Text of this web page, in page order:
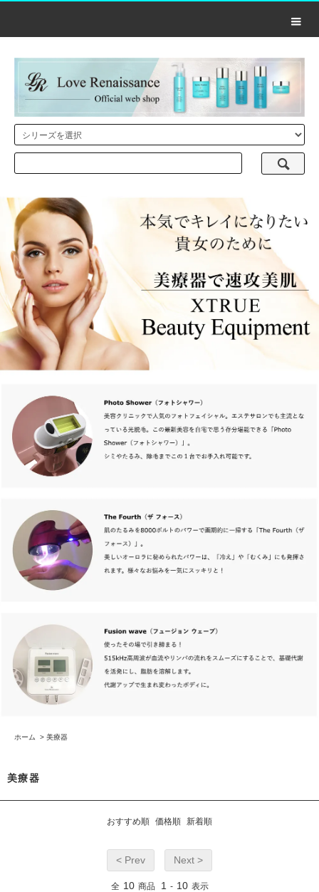
ホーム > 美療器
美療器
おすすめ順 価格順 新着順
< Prev Next >
全 10 商品 1 - 10 表示